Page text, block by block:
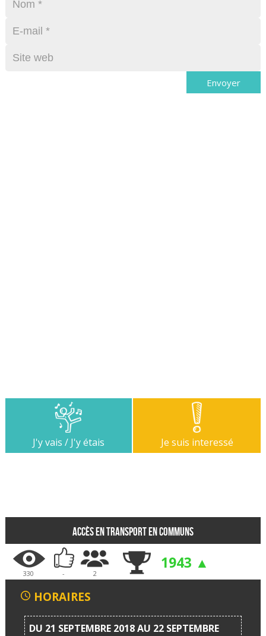
J'y vais / J'y étais Je suis interessé
Accès en transport en communs
330 - 2
1943 ▲
HORAIRES
DU 21 SEPTEMBRE 2018 AU 22 SEPTEMBRE